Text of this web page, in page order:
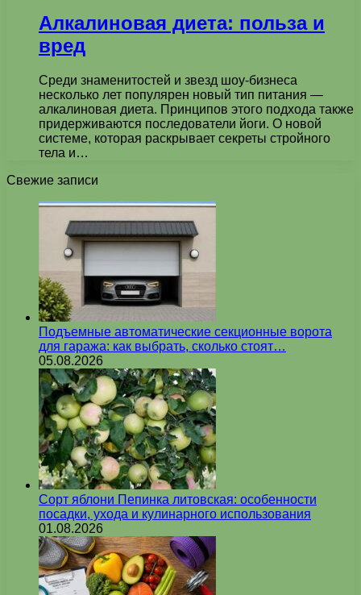
Алкалиновая диета: польза и
вред
Среди знаменитостей и звезд шоу-бизнеса
несколько лет популярен новый тип питания —
алкалиновая диета. Принципов этого подхода также
придерживаются последователи йоги. О новой
системе, которая раскрывает секреты стройного
тела и…
Свежие записи
Подъемные автоматические секционные ворота
для гаража: как выбрать, сколько стоят…
05.08.2026
Сорт яблони Пепинка литовская: особенности
посадки, ухода и кулинарного использования
01.08.2026